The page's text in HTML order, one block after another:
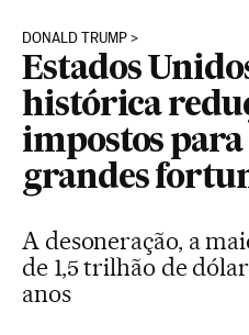
DONALD TRUMP
Estados
histórica
impostos para
grandes
A desoneração, a
de 1,5 trilhão de
anos